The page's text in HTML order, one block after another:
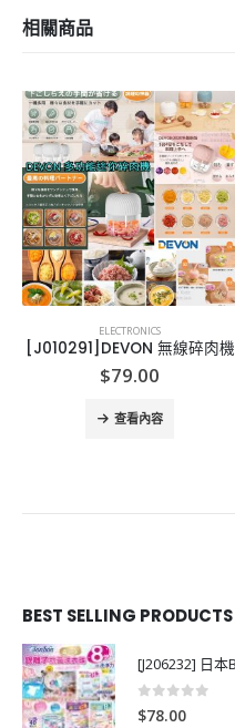
相關商品
ELECTRONICS
[J010291]DEVON 無線碎肉機
$79.00
查看內容
BEST SELLING PRODUCTS
0out of 5
$78.00